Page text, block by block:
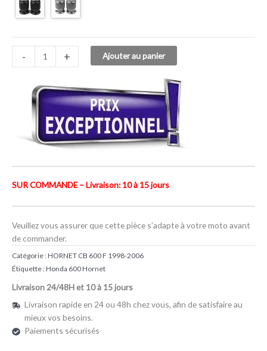
- + Ajouter au panier
SUR COMMANDE – Livraison: 10 à 15 jours
Veuillez vous assurer que cette pièce s’adapte à votre moto avant
de commander.
Catégorie :HORNET CB 600 F 1998-2006
Étiquette :Honda 600 Hornet
Livraison 24/48H et 10 à 15 jours
Livraison rapide en 24 ou 48h chez vous, afin de satisfaire au
mieux vos besoins.
Paiements sécurisés